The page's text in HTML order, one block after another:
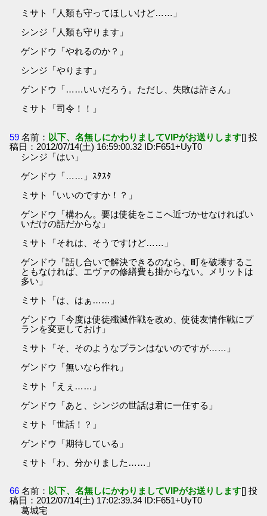
ミサト「人類も守ってほしいけど……」
シンジ「人類も守ります」
ゲンドウ「やれるのか？」
シンジ「やります」
ゲンドウ「……いいだろう。ただし、失敗は許さん」
ミサト「司令！！」
59 名前： 以下、名無しにかわりましてVIPがお送りします[] 投
稿日：2012/07/14(土) 16:59:00.32 ID:F651+UyT0
シンジ「はい」
ゲンドウ「……」ｽﾀｽﾀ
ミサト「いいのですか！？」
ゲンドウ「構わん。要は使徒をここへ近づかせなければい
いだけの話だからな」
ミサト「それは、そうですけど……」
ゲンドウ「話し合いで解決できるのなら、町を破壊するこ
ともなければ、エヴァの修繕費も掛からない。メリットは
多い」
ミサト「は、はぁ……」
ゲンドウ「今度は使徒殲滅作戦を改め、使徒友情作戦にプ
ランを変更しておけ」
ミサト「そ、そのようなプランはないのですが……」
ゲンドウ「無いなら作れ」
ミサト「えぇ……」
ゲンドウ「あと、シンジの世話は君に一任する」
ミサト「世話！？」
ゲンドウ「期待している」
ミサト「わ、分かりました……」
66 名前： 以下、名無しにかわりましてVIPがお送りします[] 投
稿日：2012/07/14(土) 17:02:39.34 ID:F651+UyT0
葛城宅